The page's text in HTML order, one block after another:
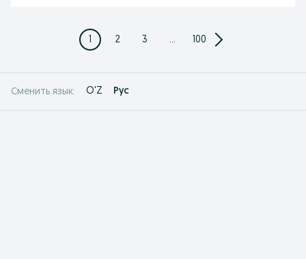
1 2 3 ... 100
Сменить язык: O'Z Рус